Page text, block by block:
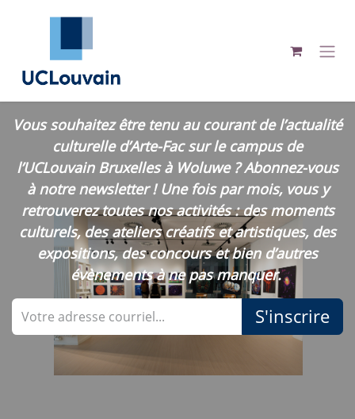
Se rendre au contenu
Vous souhaitez être tenu au courant de l’actualité
culturelle d’Arte-Fac sur le campus de
l’UCLouvain Bruxelles à Woluwe ? Abonnez-vous
à notre newsletter ! Une fois par mois, vous y
retrouverez toutes nos activités : des moments
culturels, des ateliers créatifs et artistiques, des
expositions, des concours et bien d’autres
évènements à ne pas manquer.
S'inscrire